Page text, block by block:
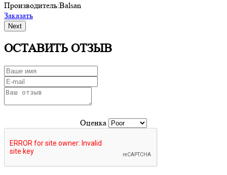
Производитель:Balsan
Заказать
Next
ОСТАВИТЬ ОТЗЫВ
Оценка